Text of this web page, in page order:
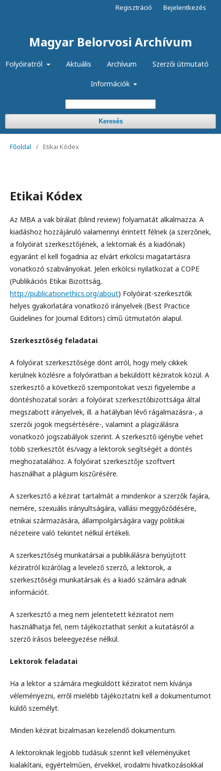
Magyar Belorvosi Archívum
Folyóiratról Aktuális Archívum Szerzői útmutató
Információk
Keresés
Regisztráció Bejelentkezés
Főoldal / Etikai Kódex
Etikai Kódex
Az MBA a vak bírálat (blind review) folyamatát alkalmazza. A
kiadáshoz hozzájáruló valamennyi érintett félnek (a szerzőnek,
a folyóirat szerkesztőjének, a lektornak és a kiadónak)
egyaránt el kell fogadnia az elvárt erkölcsi magatartásra
vonatkozó szabványokat. Jelen erkölcsi nyilatkozat a COPE
(Publikációs Etikai Bizottság,
http://publicationethics.org/about) Folyóirat-szerkesztők
helyes gyakorlatára vonatkozó irányelvek (Best Practice
Guidelines for Journal Editors) című útmutatón alapul.
Szerkesztőség feladatai
A folyóirat szerkesztősége dönt arról, hogy mely cikkek
kerülnek közlésre a folyóiratban a beküldött kéziratok közül. A
szerkesztő a következő szempontokat veszi figyelembe a
döntéshozatal során: a folyóirat szerkesztőbizottsága által
megszabott irányelvek, ill. a hatályban lévő rágalmazásra-, a
szerzői jogok megsértésére-, valamint a plagizálásra
vonatkozó jogszabályok szerint. A szerkesztő igénybe vehet
több szerkesztőt és/vagy a lektorok segítségét a döntés
meghozatalához. A folyóirat szerkesztője szoftvert
használhat a plágium kiszűrésére.
A szerkesztő a kézirat tartalmát a mindenkor a szerzők fajára,
nemére, szexuális irányultságára, vallási meggyőződésére,
etnikai származására, állampolgárságára vagy politikai
nézeteire való tekintet nélkül értékeli.
A szerkesztőség munkatársai a publikálásra benyújtott
kéziratról kizárólag a levelező szerző, a lektorok, a
szerkesztőségi munkatársak és a kiadó számára adnak
információt.
A szerkesztő a meg nem jelentetett kéziratot nem
használhatja fel, nem tájékoztathat senkit a kutatásról a
szerző írásos beleegyezése nélkül.
Lektorok feladatai
Ha a lektor a számára megküldött kéziratot nem kívánja
véleményezni, erről mielébb tájékoztatni kell a dokumentumot
küldő személyt.
Minden kézirat bizalmasan kezelendő dokumentum.
A lektoroknak legjobb tudásuk szerint kell véleményüket
kialakítani, egyértelműen, érvekkel, irodalmi hivatkozásokkal